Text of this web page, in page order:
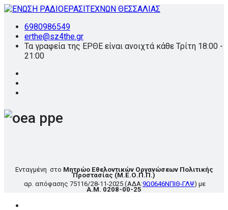
6980986549
erthe@sz4the.gr
Τα γραφεία της ΕΡΘΕ είναι ανοιχτά κάθε Τρίτη 18:00 -
21:00
Ενταγμένη στο Μητρώο Εθελοντικών Οργανώσεων Πολιτικής
Προστασίας (Μ.Ε.Ο.Π.Π.)
αρ. απόφασης 75116/28-11-2025 (ΑΔΑ:9Ω0646ΝΠΙΘ-ΓΛΨ) με
Α.Μ. 0208-00-25